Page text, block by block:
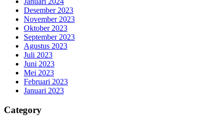
Desember 2023
November 2023
Oktober 2023
September 2023
Agustus 2023
Juli 2023
Juni 2023
Mei 2023
Februari 2023
Januari 2023
Category